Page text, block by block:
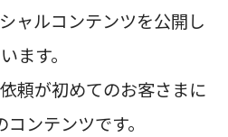
ャルコンテンツを公開し
ます。
頼が初めてのお客さまに
ンテンツです。